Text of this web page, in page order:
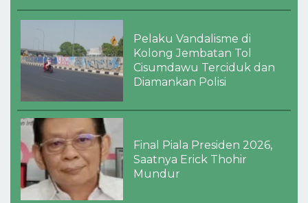
Pelaku Vandalisme di
Kolong Jembatan Tol
Cisumdawu Terciduk dan
Diamankan Polisi
Final Piala Presiden 2026,
Saatnya Erick Thohir
Mundur